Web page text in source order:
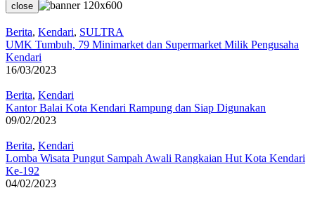
close
Berita, Kendari, SULTRA
UMK Tumbuh, 79 Minimarket dan Supermarket Milik Pengusaha
Kendari
16/03/2023
Berita, Kendari
Kantor Balai Kota Kendari Rampung dan Siap Digunakan
09/02/2023
Berita, Kendari
Lomba Wisata Pungut Sampah Awali Rangkaian Hut Kota Kendari
Ke-192
04/02/2023